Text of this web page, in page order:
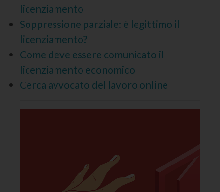
licenziamento
Soppressione parziale: è legittimo il
licenziamento?
Come deve essere comunicato il
licenziamento economico
Cerca avvocato del lavoro online